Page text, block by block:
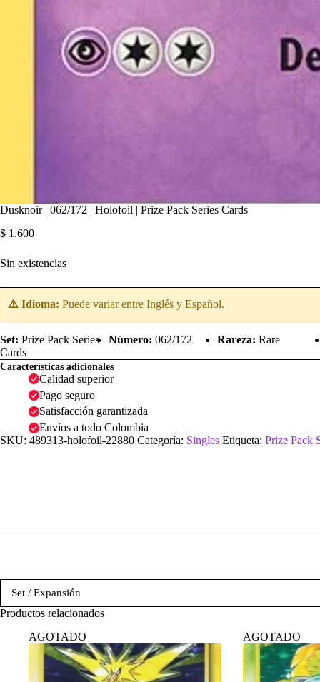
Dusknoir | 062/172 | Holofoil | Prize Pack Series Cards
$ 1.600
Sin existencias
⚠️ Idioma: Puede variar entre Inglés y Español.
Set: Prize Pack Series
Cards
Número: 062/172 Rareza: Rare
Características adicionales
Calidad superior
Pago seguro
Satisfacción garantizada
Envíos a todo Colombia
SKU: 489313-holofoil-22880 Categoría: Singles Etiqueta: Prize Pack
Set / Expansión
Productos relacionados
AGOTADO
AGOTADO